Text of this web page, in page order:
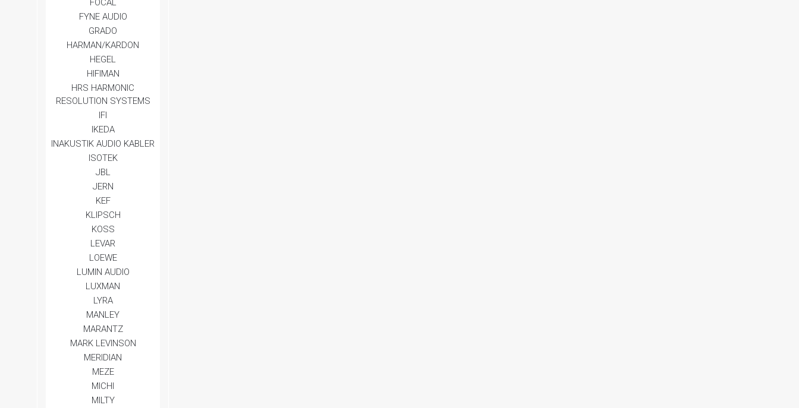
FYNE AUDIO
GRADO
HARMAN/KARDON
HEGEL
HIFIMAN
HRS HARMONIC
RESOLUTION SYSTEMS
IFI
IKEDA
INAKUSTIK AUDIO KABLER
ISOTEK
JBL
JERN
KEF
KLIPSCH
KOSS
LEVAR
LOEWE
LUMIN AUDIO
LUXMAN
LYRA
MANLEY
MARANTZ
MARK LEVINSON
MERIDIAN
MEZE
MICHI
MILTY